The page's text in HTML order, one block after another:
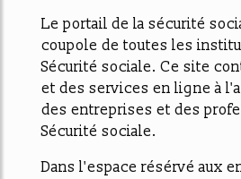
Le portail de la sécurité
coupole de toutes les
Sécurité sociale. Ce site
et des services en ligne à
des entreprises et des
Sécurité sociale.
Dans l'espace résérvé aux